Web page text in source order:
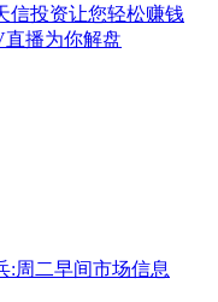
信投资让您轻松赚钱
直播为你解盘
:周二早间市场信息